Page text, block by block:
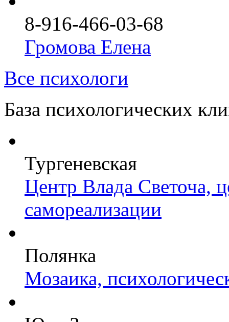
8-916-466-03-68
Громова Елена
Все психологи
База психологических
Тургеневская
Центр Влада Светоча,
самореализации
Полянка
Мозаика,